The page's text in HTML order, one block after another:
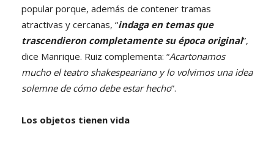
popular porque, además de contener tramas
atractivas y cercanas, “indaga en temas que
trascendieron completamente su época original”,
dice Manrique. Ruiz complementa: “Acartonamos
mucho el teatro shakespeariano y lo volvimos una idea
solemne de cómo debe estar hecho”.
Los objetos tienen vida